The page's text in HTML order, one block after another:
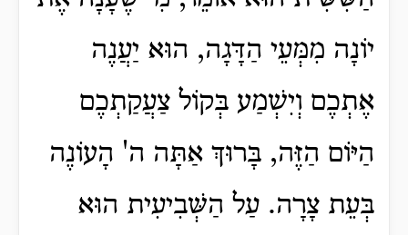
יוֹנָה מִמְּעֵי הַדָּגָה, הוּא יַעֲנֶה
אֶתְכֶם וְיִשְׁמַע בְּקוֹל צַעֲקַתְכֶם
הַיּוֹם הַזֶּה, בָּרוּךְ אַתָּה ה' הָעוֹנֶה
בְּעֵת צָרָה. עַל הַשְּׁבִיעִית הוּא